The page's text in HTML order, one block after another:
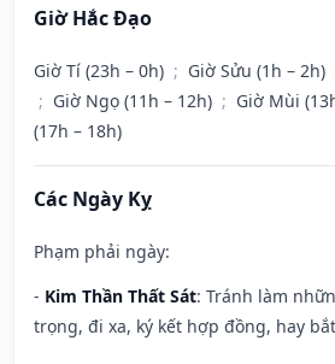
Giờ Hắc Đạo
Giờ Tí (23h – 0h) ; Giờ Sửu (1h – 2h)
; Giờ Ngọ (11h – 12h) ; Giờ Mùi
(17h – 18h)
Các Ngày Kỵ
Phạm phải ngày:
- Kim Thần Thất Sát: Tránh làm
trọng, đi xa, ký kết hợp đồng, hay